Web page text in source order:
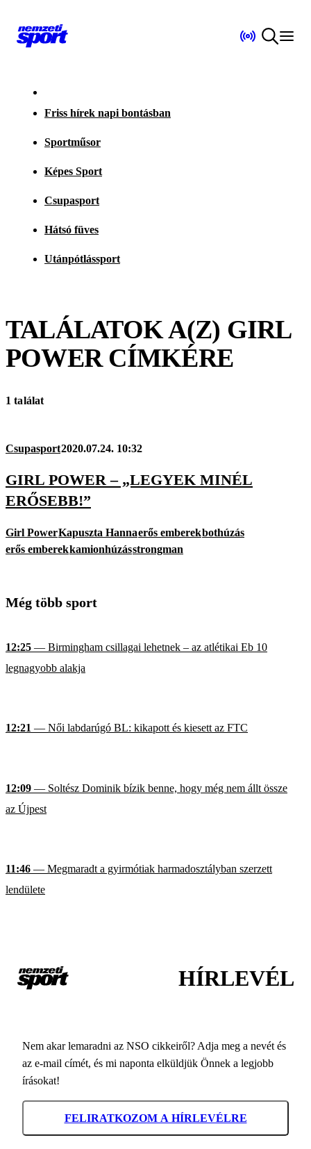
Friss hírek napi bontásban
Sportműsor
Képes Sport
Csupasport
Hátsó füves
Utánpótlássport
TALÁLATOK A(Z) GIRL
POWERCÍMKÉRE
1 találat
Csupasport2020.07.24. 10:32
GIRL POWER – „LEGYEK MINÉL
ERŐSEBB!”
Girl PowerKapuszta Hannaerős emberekbothúzás
erős emberekkamionhúzásstrongman
Még több sport
12:25 — Birmingham csillagai lehetnek – az atlétikai Eb 10
legnagyobb alakja
12:21 — Női labdarúgó BL: kikapott és kiesett az FTC
12:09 — Soltész Dominik bízik benne, hogy még nem állt össze
az Újpest
11:46 — Megmaradt a gyirmótiak harmadosztályban szerzett
lendülete
HÍRLEVÉL
Nem akar lemaradni az NSO cikkeiről? Adja meg a nevét és
az e-mail címét, és mi naponta elküldjük Önnek a legjobb
írásokat!
FELIRATKOZOM A HÍRLEVÉLRE